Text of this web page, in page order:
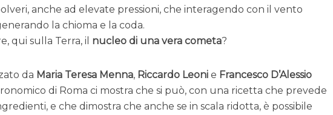
anche ad elevate pressioni, che interagendo con il vento
la chioma e la coda.
qui sulla Terra, il nucleo di una vera cometa?
da Maria Teresa Menna, Riccardo Leoni e Francesco D’Alessio
di Roma ci mostra che si può, con una ricetta che prevede
e che dimostra che anche se in scala ridotta, è possibile